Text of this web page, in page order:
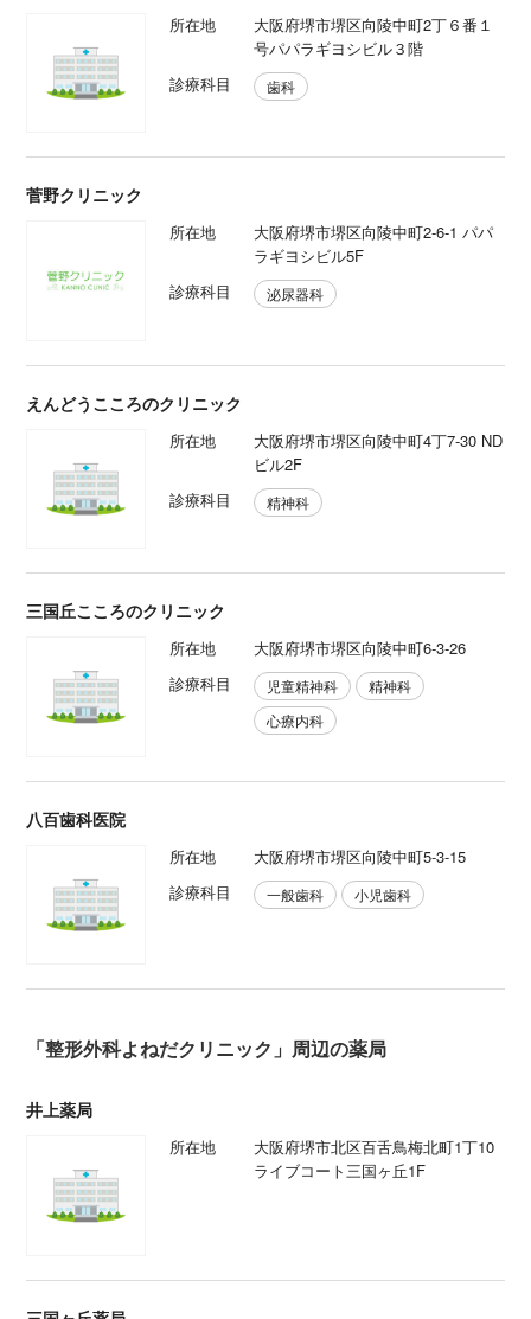
所在地
大阪府堺市堺区向陵中町2丁６番１
号パパラギヨシビル３階
診療科目
歯科
菅野クリニック
所在地
大阪府堺市堺区向陵中町2-6-1 パパ
ラギヨシビル5F
診療科目
泌尿器科
えんどうこころのクリニック
所在地
大阪府堺市堺区向陵中町4丁7-30 ND
ビル2F
診療科目
精神科
三国丘こころのクリニック
所在地
大阪府堺市堺区向陵中町6-3-26
診療科目
児童精神科
精神科
心療内科
八百歯科医院
所在地
大阪府堺市堺区向陵中町5-3-15
診療科目
一般歯科 小児歯科
「整形外科よねだクリニック」周辺の薬局
井上薬局
所在地
大阪府堺市北区百舌鳥梅北町1丁10
ライブコート三国ヶ丘1F